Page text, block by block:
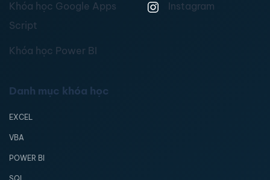
Khóa học Google Apps
Script
Khóa học Power BI
Instagram
Danh mục khóa học
EXCEL
VBA
POWER BI